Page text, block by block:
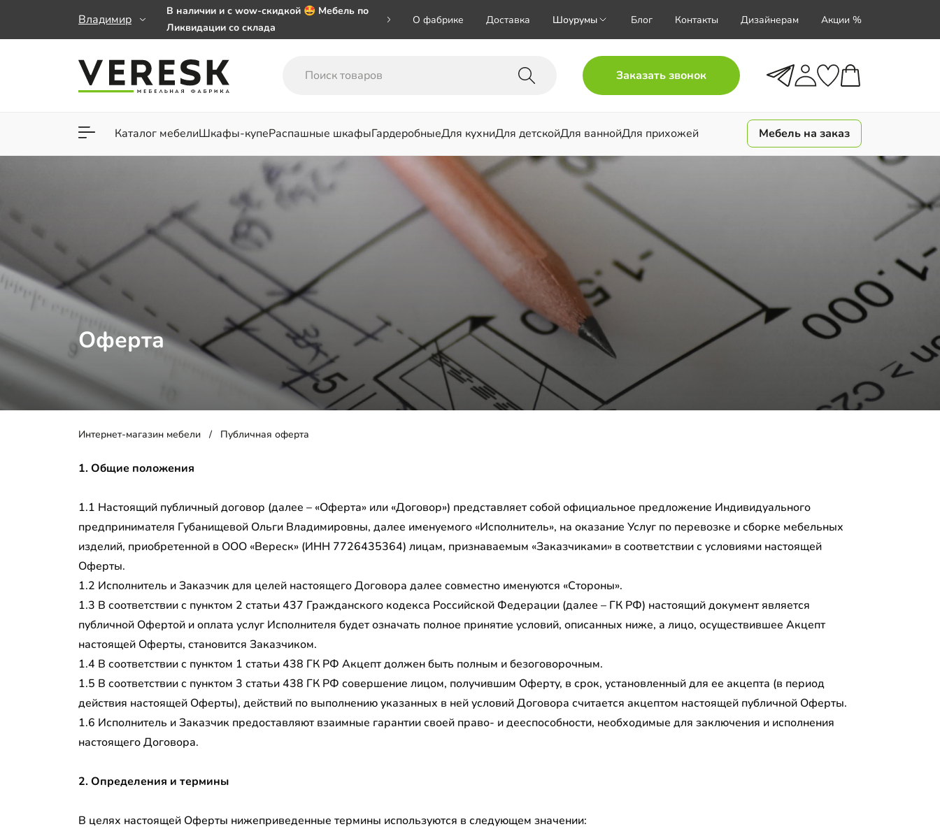
Владимир
В наличии и с wow-скидкой 🤩 Мебель по
Ликвидации со склада
заказе от 50 000 ₽
Важно! Наш Whatsapp переехал на номер
О фабрике Доставка Шоурумы Блог Контакты Дизайнерам Акции %
Заказать звонок
Каталог мебелиШкафы-купеРаспашные шкафыГардеробныеДля кухниДля детскойДля ваннойДля прихожей
Для спальни
Мебель на заказ
Оферта
Интернет-магазин мебели Публичная оферта
1. Общие положения
1.1 Настоящий публичный договор (далее – «Оферта» или «Договор») представляет собой официальное предложение Индивидуального
предпринимателя Губанищевой Ольги Владимировны, далее именуемого «Исполнитель», на оказание Услуг по перевозке и сборке мебельных
изделий, приобретенной в ООО «Вереск» (ИНН 7726435364) лицам, признаваемым «Заказчиками» в соответствии с условиями настоящей
Оферты.
1.2 Исполнитель и Заказчик для целей настоящего Договора далее совместно именуются «Стороны».
1.3 В соответствии с пунктом 2 статьи 437 Гражданского кодекса Российской Федерации (далее – ГК РФ) настоящий документ является
публичной Офертой и оплата услуг Исполнителя будет означать полное принятие условий, описанных ниже, а лицо, осуществившее Акцепт
настоящей Оферты, становится Заказчиком.
1.4 В соответствии с пунктом 1 статьи 438 ГК РФ Акцепт должен быть полным и безоговорочным.
1.5 В соответствии с пунктом 3 статьи 438 ГК РФ совершение лицом, получившим Оферту, в срок, установленный для ее акцепта (в период
действия настоящей Оферты), действий по выполнению указанных в ней условий Договора считается акцептом настоящей публичной Оферты.
1.6 Исполнитель и Заказчик предоставляют взаимные гарантии своей право- и дееспособности, необходимые для заключения и исполнения
настоящего Договора.
2. Определения и термины
В целях настоящей Оферты нижеприведенные термины используются в следующем значении: